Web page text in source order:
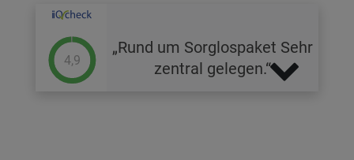
4,9
Rund um Sorglospaket Sehr
zentral gelegen.